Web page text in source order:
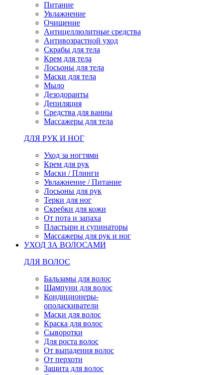
Питание
Увлажнение
Очищение
Антицеллюлитные средства
Антивозрастной уход
Скрабы для тела
Крем для тела
Лосьоны для тела
Маски для тела
Мыло
Дезодоранты
Депиляция
Средства для ванны
Массажеры для тела
ДЛЯ РУК И НОГ
Уход за ногтями
Крем для рук
Маски / Плинги
Увлажнение / Питание
Лосьоны для рук
Терки для ног
Скребки для кожи
От пота и запаха
Пластыри и супинаторы
Массажеры для рук и ног
УХОД ЗА ВОЛОСАМИ
ДЛЯ ВОЛОС
Бальзамы для волос
Шампуни для волос
Кондиционеры-
ополаскиватели
Маски для волос
Краска для волос
Сыворотки
Для роста волос
От выпадения волос
От перхоти
Защита для волос